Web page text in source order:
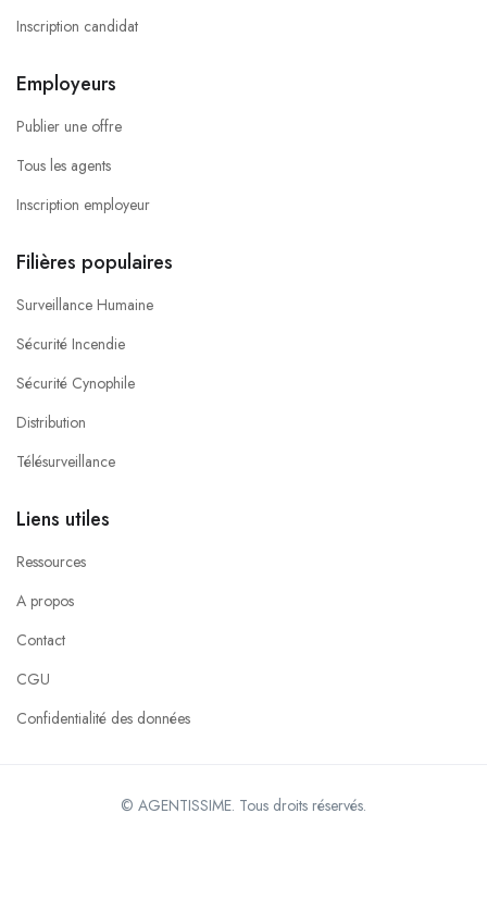
Inscription candidat
Employeurs
Publier une offre
Tous les agents
Inscription employeur
Filières populaires
Surveillance Humaine
Sécurité Incendie
Sécurité Cynophile
Distribution
Télésurveillance
Liens utiles
Ressources
A propos
Contact
CGU
Confidentialité des données
© AGENTISSIME. Tous droits réservés.